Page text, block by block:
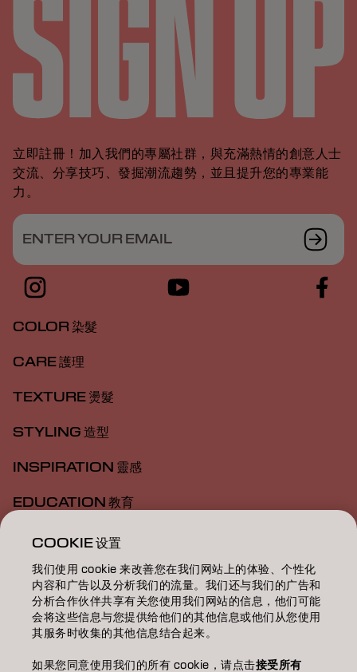
立即註冊！加入我們的專屬社群，與充滿熱情的創意人士
交流、分享技巧、發掘潮流趨勢，並且提升您的專業能
力。
ENTER YOUR EMAIL
COLOR 染髮
CARE 護理
TEXTURE 燙髮
STYLING 造型
INSPIRATION 靈感
EDUCATION 教育
ABOUT 關於我們
SALON FINDER 搜尋髮廊
BECOME A PARTNER 成為合作夥伴
CONTACT US 聯絡我們
COOKIE 设置
我们使用 cookie 来改善您在我们网站上的体验、个性化
内容和广告以及分析我们的流量。我们还与我们的广告和
分析合作伙伴共享有关您使用我们网站的信息，他们可能
会将这些信息与您提供给他们的其他信息或他们从您使用
其服务时收集的其他信息结合起来。
如果您同意使用我们的所有 cookie，请点击接受所有